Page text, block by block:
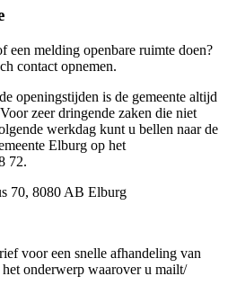
een melding openbare ruimte doen?
contact opnemen.
openingstijden is de gemeente altijd
zeer dringende zaken die niet
werkdag kunt u bellen naar de
Elburg op het
72.
70, 8080 AB Elburg
voor een snelle afhandeling van
onderwerp waarover u mailt/